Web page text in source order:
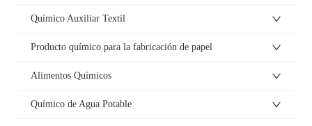
Químico Auxiliar Textil
Producto químico para la fabricación de papel
Alimentos Químicos
Químico de Agua Potable